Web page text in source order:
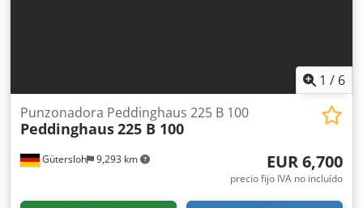
1 / 6
Gütersloh 9,293 km
Punzonadora Peddinghaus 225 B 100
Peddinghaus225 B 100
EUR 6,700
precio fijo IVA no incluído